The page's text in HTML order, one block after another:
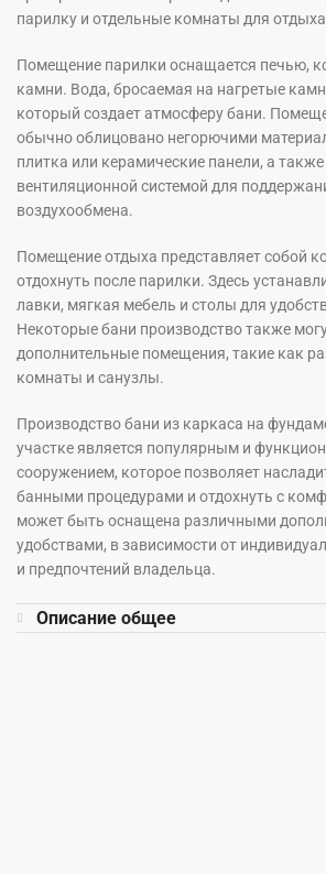
парилку и отдельные комнаты для
Помещение парилки оснащается печью,
камни. Вода, бросаемая на нагретые
который создает атмосферу бани.
обычно облицовано негорючими
плитка или керамические панели, а
вентиляционной системой для
воздухообмена.
Помещение отдыха представляет собой
отдохнуть после парилки. Здесь
лавки, мягкая мебель и столы для
Некоторые бани производство также
дополнительные помещения, такие как
комнаты и санузлы.
Производство бани из каркаса на
участке является популярным и
сооружением, которое позволяет
банными процедурами и отдохнуть с
может быть оснащена различными
удобствами, в зависимости от
и предпочтений владельца.
Описание общее